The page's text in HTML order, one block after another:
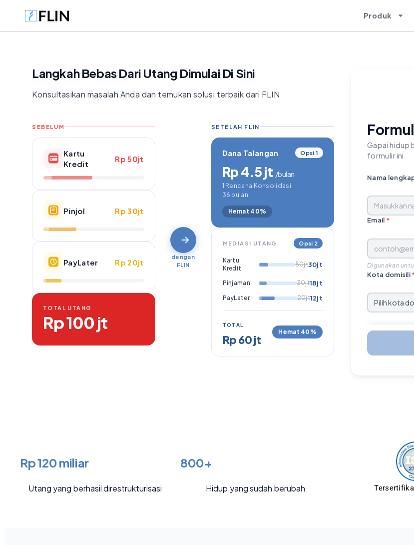
Produk
Langkah Bebas Dari Utang Dimulai Di Sini
Konsultasikan masalah Anda dan temukan solusi terbaik dari FLIN
SEBELUM
Kartu
Kredit
Rp 50jt
Pinjol Rp 30jt
PayLater Rp 20jt
TOTAL UTANG
Rp 100 jt
dengan
FLIN
SETELAH FLIN
Dana Talangan Opsi 1
Rp 4.5 jt /bulan
1 Rencana Konsolidasi
36 bulan
Hemat 40%
MEDIASI UTANG Opsi 2
Kartu
Kredit
50jt30jt
Pinjaman 30jt18jt
PayLater 20jt12jt
TOTAL
Rp 60 jt
Hemat 40%
Gapai hidup
formulir ini
Nama
Email *
Digunakan
Kota domisili
Rp 120 miliar
Utang yang berhasil direstrukturisasi
800+
Hidup yang sudah berubah